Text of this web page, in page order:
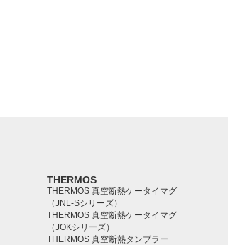
THERMOS
THERMOS 真空断熱ケータイマグ
（JNL-Sシリーズ）
THERMOS 真空断熱ケータイマグ
（JOKシリーズ）
THERMOS 真空断熱タンブラー